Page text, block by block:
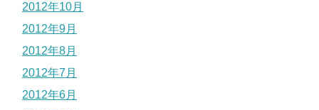
2012年10月
2012年9月
2012年8月
2012年7月
2012年6月